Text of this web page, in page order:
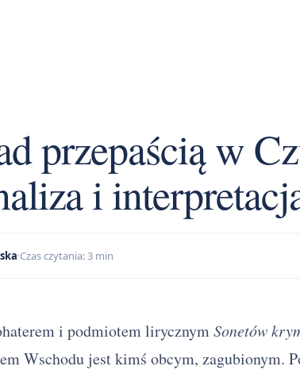
przepaścią w
i
Czas czytania: 3 min
i podmiotem lirycznymSonetów
Wschodu jest kimś obcym, zagubionym.